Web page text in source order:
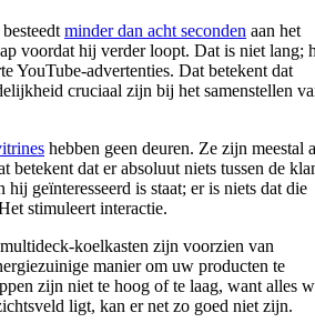
besteedt minder dan acht seconden aan het
voordat hij verder loopt. Dat is niet lang;
YouTube-advertenties. Dat betekent dat
cruciaal zijn bij het samenstellen
hebben geen deuren. Ze zijn meestal
betekent dat erabsoluut niets tussen de
hij geïnteresseerd is staat; er is niets dat die
stimuleert interactie.
multideck-koelkasten zijn voorzien van
manierom uw producten te
zijn niet te hoog ofte laag, want alles
ligt, kan er net zo goed niet zijn.